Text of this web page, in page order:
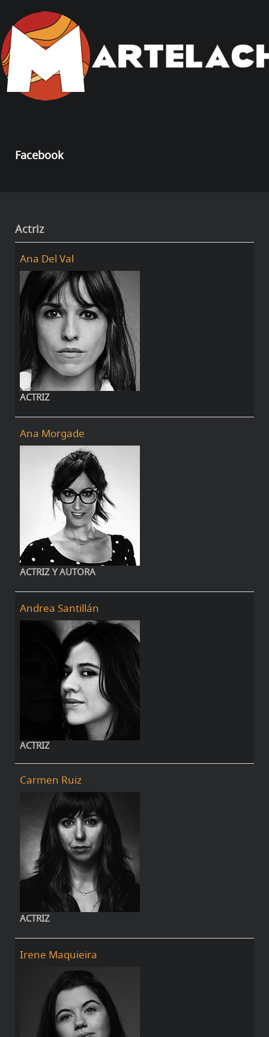
Facebook
Actriz
Ana Del Val
ACTRIZ
Ana Morgade
ACTRIZ Y AUTORA
Andrea Santillán
ACTRIZ
Carmen Ruiz
ACTRIZ
Irene Maquieira